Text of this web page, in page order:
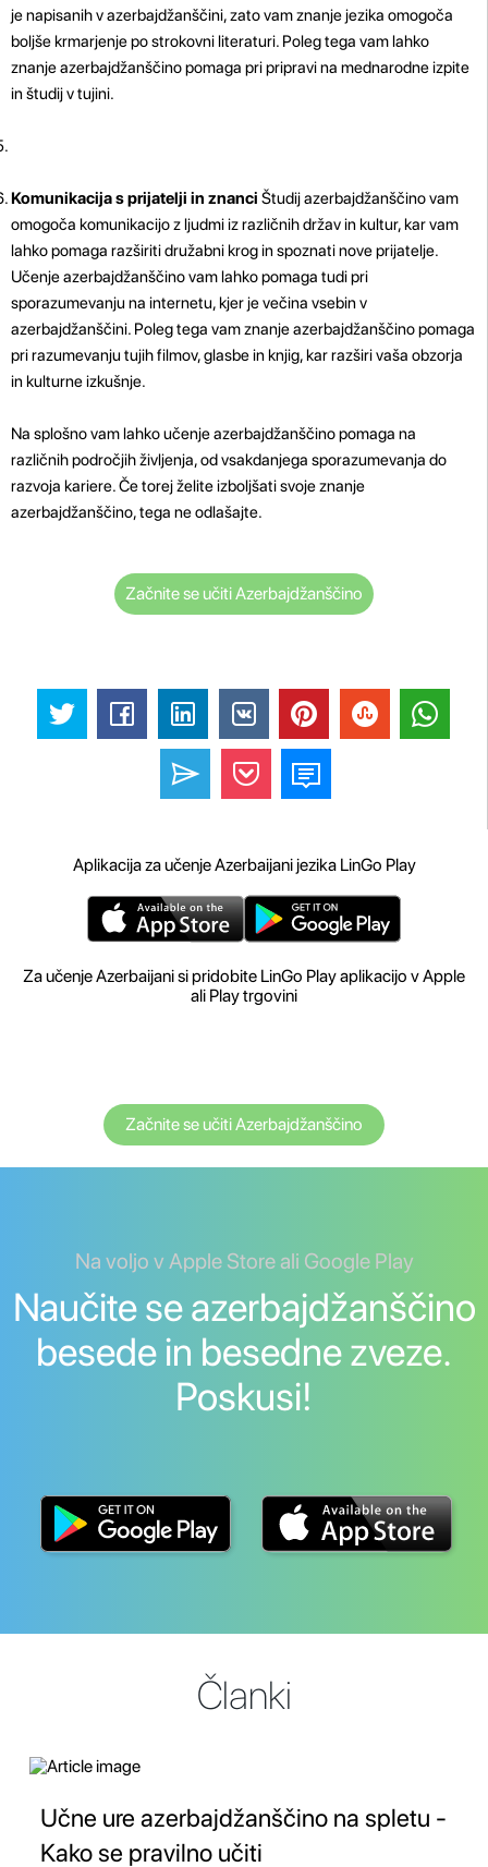
je napisanih v azerbajdžanščini, zato vam znanje jezika omogoča
boljše krmarjenje po strokovni literaturi. Poleg tega vam lahko
znanje azerbajdžanščino pomaga pri pripravi na mednarodne izpite
in študij v tujini.
Komunikacija s prijatelji in znanci Študij azerbajdžanščino vam
omogoča komunikacijo z ljudmi iz različnih držav in kultur, kar vam
lahko pomaga razširiti družabni krog in spoznati nove prijatelje.
Učenje azerbajdžanščino vam lahko pomaga tudi pri
sporazumevanju na internetu, kjer je večina vsebin v
azerbajdžanščini. Poleg tega vam znanje azerbajdžanščino pomaga
pri razumevanju tujih filmov, glasbe in knjig, kar razširi vaša obzorja
in kulturne izkušnje.
Na splošno vam lahko učenje azerbajdžanščino pomaga na
različnih področjih življenja, od vsakdanjega sporazumevanja do
razvoja kariere. Če torej želite izboljšati svoje znanje
azerbajdžanščino, tega ne odlašajte.
Začnite se učiti Azerbajdžanščino
Aplikacija za učenje Azerbaijani jezika LinGo Play
Za učenje Azerbaijani si pridobite LinGo Play aplikacijo v Apple
ali Play trgovini
Začnite se učiti Azerbajdžanščino
Na voljo v Apple Store ali Google Play
Naučite se azerbajdžanščino
besede in besedne zveze.
Poskusi!
Članki
Učne ure azerbajdžanščino na spletu -
Kako se pravilno učiti